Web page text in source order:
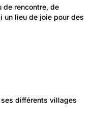
de rencontre, de
un lieu de joie pour des
Montreux
différents villages